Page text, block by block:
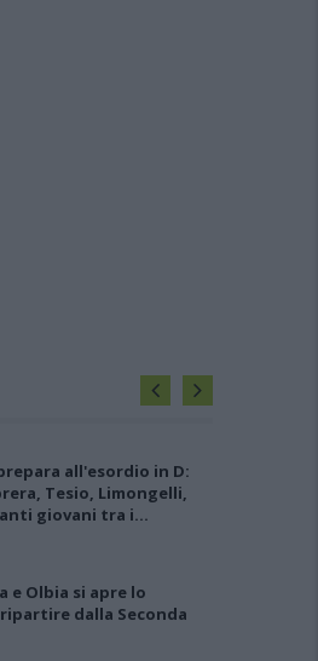
all'esordio in D:
Tesio, Limongelli,
giovani tra i…
e Olbia si apre lo
ripartire dalla Seconda